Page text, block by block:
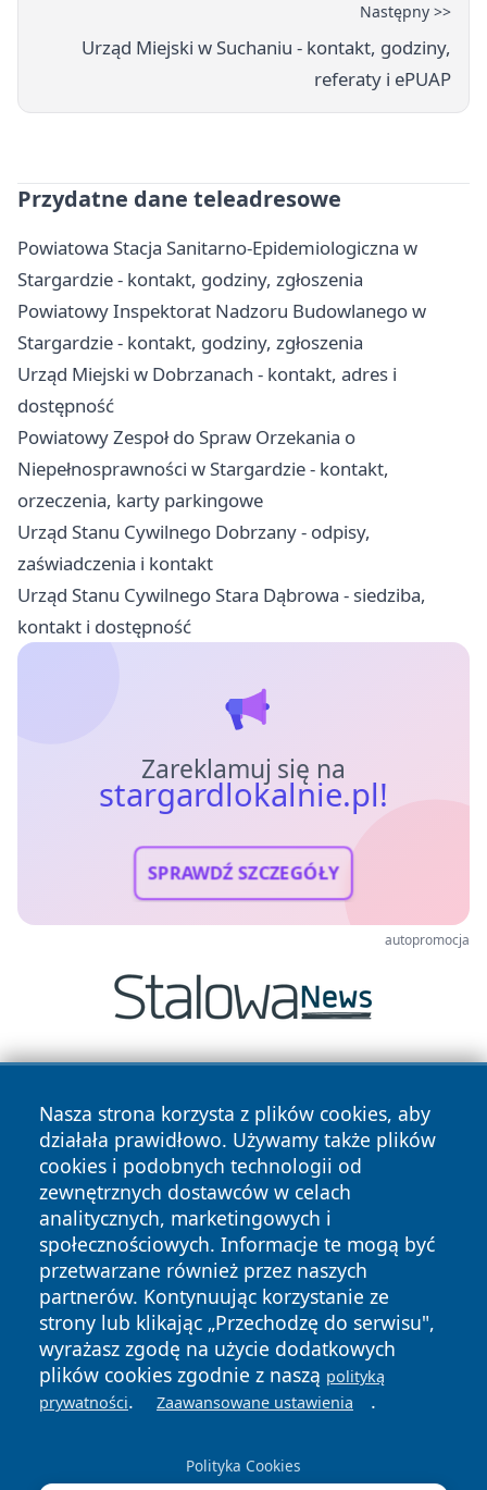
Następny >>
Urząd Miejski w Suchaniu - kontakt, godziny,
referaty i ePUAP
Przydatne dane teleadresowe
Powiatowa Stacja Sanitarno-Epidemiologiczna w
Stargardzie - kontakt, godziny, zgłoszenia
Powiatowy Inspektorat Nadzoru Budowlanego w
Stargardzie - kontakt, godziny, zgłoszenia
Urząd Miejski w Dobrzanach - kontakt, adres i
dostępność
Powiatowy Zespoł do Spraw Orzekania o
Niepełnosprawności w Stargardzie - kontakt,
orzeczenia, karty parkingowe
Urząd Stanu Cywilnego Dobrzany - odpisy,
zaświadczenia i kontakt
Urząd Stanu Cywilnego Stara Dąbrowa - siedziba,
kontakt i dostępność
Zareklamuj się na
stargardlokalnie.pl!
SPRAWDŹ SZCZEGÓŁY
autopromocja
Nasza strona korzysta z plików cookies, aby
działała prawidłowo. Używamy także plików
cookies i podobnych technologii od
zewnętrznych dostawców w celach
analitycznych, marketingowych i
społecznościowych. Informacje te mogą być
przetwarzane również przez naszych
partnerów. Kontynuując korzystanie ze
strony lub klikając „Przechodzę do serwisu",
wyrażasz zgodę na użycie dodatkowych
plików cookies zgodnie z naszą polityką
prywatności. Zaawansowane ustawienia .
Polityka Cookies
Copyright © 2026 stargardlokalnie.pl Wszystkie prawa
zastrzeżone.
News Autorzy
Polityka
Prywatności
Polityka
Cookies